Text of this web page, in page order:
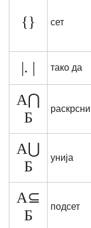
{} сет
|. | тако да
А⋂
Б
А⋃
Б
унија
А⊆
Б
подсет